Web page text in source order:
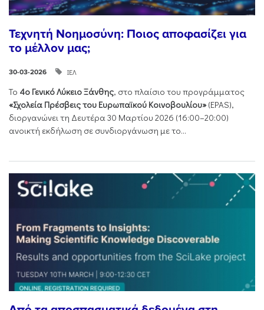
Τεχνητή Νοημοσύνη: Ποιος αποφασίζει για
το μέλλον μας;
30-03-2026 ΙΕΛ
Το 4ο Γενικό Λύκειο Ξάνθης, στο πλαίσιο του προγράμματος
«Σχολεία Πρέσβεις του Ευρωπαϊκού Κοινοβουλίου»(EPAS),
διοργανώνει τη Δευτέρα 30 Μαρτίου 2026 (16:00–20:00)
ανοικτή εκδήλωση σε συνδιοργάνωση με το...